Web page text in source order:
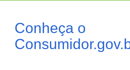
Conheça o